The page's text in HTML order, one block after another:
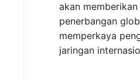
akan
penerbangan
memperkaya
jaringan